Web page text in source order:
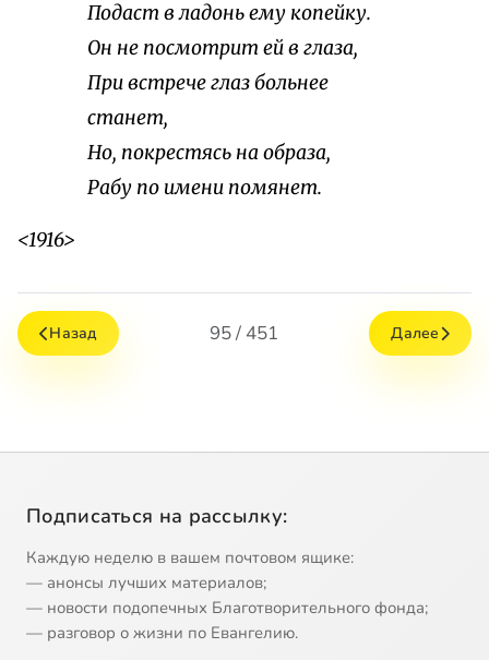
Подаст в ладонь ему копейку.
Он не посмотрит ей в глаза,
При встрече глаз больнее
станет,
Но, покрестясь на образа,
Рабу по имени помянет.
<1916>
Назад 95 / 451 Далее
Подписаться на рассылку:
Каждую неделю в вашем почтовом ящике:
— анонсы лучших материалов;
— новости подопечных Благотворительного фонда;
— разговор о жизни по Евангелию.